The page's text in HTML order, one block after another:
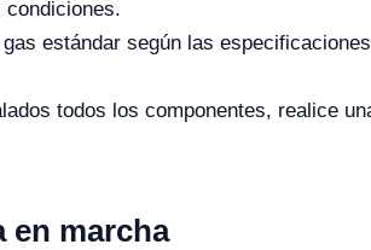
estándar según las
todos los componentes, realice
en marcha